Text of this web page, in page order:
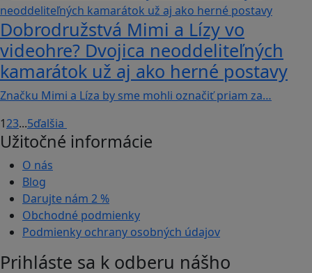
Dobrodružstvá Mimi a Lízy vo
videohre? Dvojica neoddeliteľných
kamarátok už aj ako herné postavy
Značku Mimi a Líza by sme mohli označiť priam za…
123...5ďalšia
Užitočné informácie
O nás
Blog
Darujte nám 2 %
Obchodné podmienky
Podmienky ochrany osobných údajov
Prihláste sa k odberu nášho